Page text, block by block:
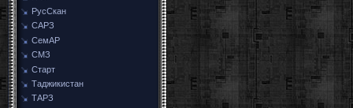
РусСкан
САРЗ
СемАР
СМЗ
Старт
Таджикистан
ТАРЗ